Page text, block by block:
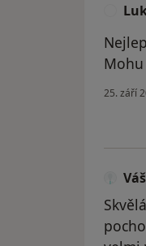
25. září